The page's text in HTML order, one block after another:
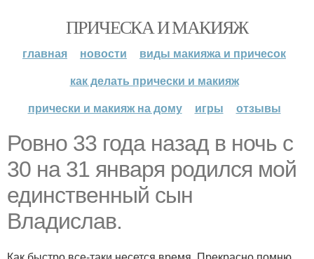
ПРИЧЕСКА И МАКИЯЖ
главная новости
виды макияжа и причесок
как делать прически и макияж
прически и макияж на дому
игры отзывы
Ровно 33 года назад в ночь с
30 на 31 января родился мой
единственный сын
Владислав.